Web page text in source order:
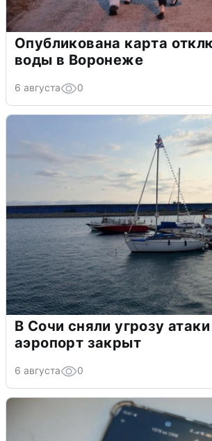
Опубликована карта
воды в Воронеже
6 августа 0
В Сочи сняли угрозу
аэропорт закрыт
6 августа 0